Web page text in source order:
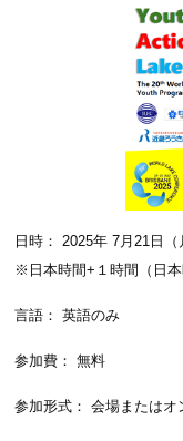
日時： 2025年 7月21日
※日本時間+１時間（日本
言語： 英語のみ
参加費： 無料
参加形式： 会場またはオ